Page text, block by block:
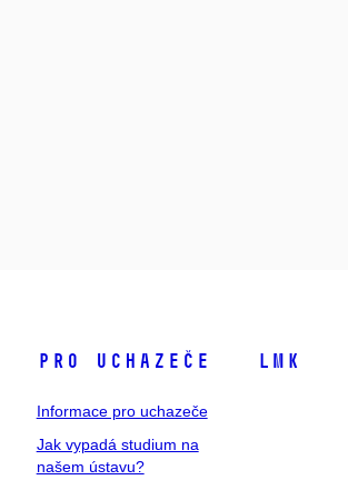
Pro uchazeče
Informace pro uchazeče
Jak vypadá studium na
našem ústavu?
LMK